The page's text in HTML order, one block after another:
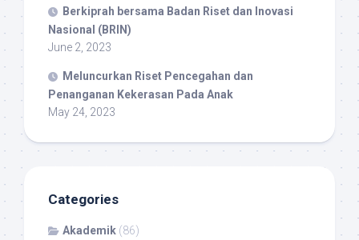
Berkiprah bersama Badan Riset dan Inovasi
Nasional (BRIN)
June 2, 2023
Meluncurkan Riset Pencegahan dan
Penanganan Kekerasan Pada Anak
May 24, 2023
Categories
Akademik (86)